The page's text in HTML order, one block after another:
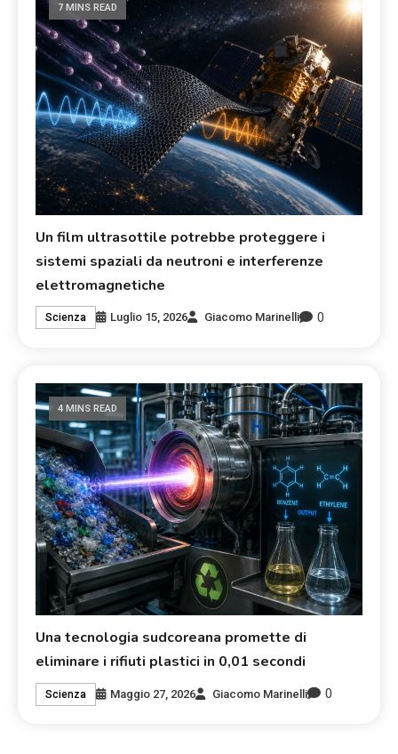
7 MINS READ
Un film ultrasottile potrebbe proteggere i
sistemi spaziali da neutroni e interferenze
elettromagnetiche
Scienza Luglio 15, 2026 Giacomo Marinelli 0
4 MINS READ
Una tecnologia sudcoreana promette di
eliminare i rifiuti plastici in 0,01 secondi
Scienza Maggio 27, 2026 Giacomo Marinelli 0